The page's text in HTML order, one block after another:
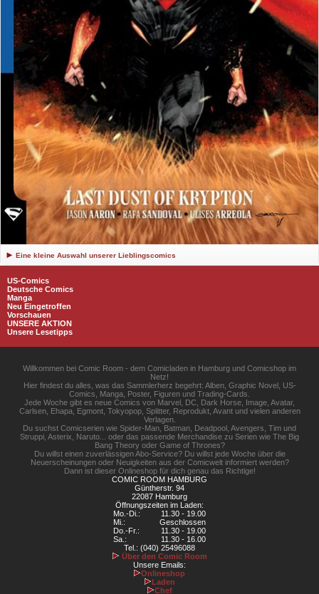
Eine kleine Auswahl unserer Lieblingscomics
US-Comics
Deutsche Comics
Manga
Neu Eingetroffen
Vorschauen
UNSERE AKTION
Unsere Lesetipps
Willkommen bei Comic Room - dem Comicladen in Hamburg und Comicshop im
Netz!
Hier findest du alles, was das Sammlerherz begehrt: Alben, Graphic Novel, US-
Comics, Manga, Poster, Figuren und Trading-Cards.
Jede Woche gibt es neue Comics von Marvel, DC, Dark Horse, Image, Avatar,
Carlsen, Ehapa, Egmont, Tokyopop, Splitter, Reprodukt, Avant und vielen anderen
Verlagen.
Du suchst Comicserien wie Spider-Man, Batman, Deadpool, Avengers, Tim und
Struppi, Asterix, Naruto... oder das passende Merchandise zu Serien wie The Big
Bang Theory oder Game of Thrones?
Du willst einen zuverlässigen Abo-Service? Du willst jede Woche über die
Neuerscheinungen oder Neuigkeiten aus der Comicwelt informiert werden?
Dann ist dieser Onlineshop für dich genau das Richtige!
COMIC ROOM HAMBURG
Güntherstr. 94
22087 Hamburg
Öffnungszeiten im Laden:
Mo.-Di.:
11.30 - 19.00
Mi.:
Geschlossen
Do.-Fr.:
11.30 - 19.00
Sa.:
11.30 - 16.00
Tel.: (040) 25496088
Über den Comic Room
Unsere Emails:
Onlineshop
Laden
Chef